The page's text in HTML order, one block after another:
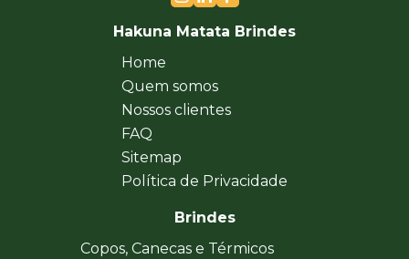
Hakuna Matata Brindes
Home
Quem somos
Nossos clientes
FAQ
Sitemap
Política de Privacidade
Brindes
Copos, Canecas e Térmicos